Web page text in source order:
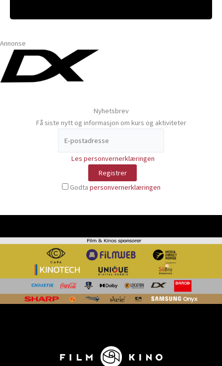
Annonse
Nyhetsbrev
Få siste nytt og informasjon om kurs og aktiviteter
Les personvernerklæringen
Godta personvernerklæringen